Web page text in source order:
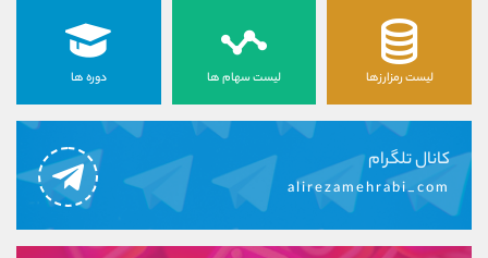
لیست رمزارزها لیست سهام ها دوره ها
کانال تلگرام
alirezamehrabi_com